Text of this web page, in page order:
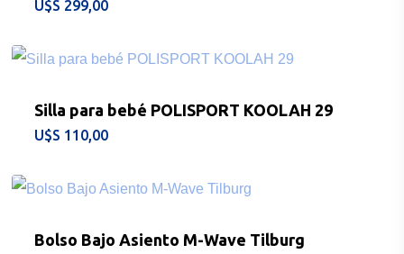
$ 299,00
Silla para bebé POLISPORT KOOLAH 29
$ 110,00
Bolso Bajo Asiento M-Wave Tilburg